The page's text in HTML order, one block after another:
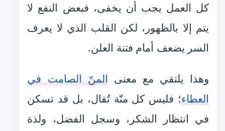
كل العمل يجب أن يخفى، فبعض النفع لا
يتم إلا بالظهور، لكن القلب الذي لا يعرف
السر يضعف أمام فتنة العلن.
وهذا يلتقي مع معنىالمنّ الصامت في
العطاء؛ فليس كل منّة تُقال، بل قد تسكن
في انتظار الشكر، وسجل الفضل، ولذة